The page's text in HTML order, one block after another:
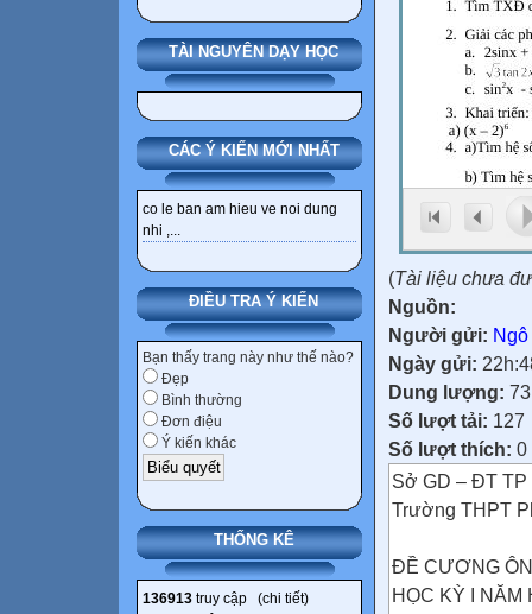
TÀI NGUYÊN DẠY HỌC
CÁC Ý KIẾN MỚI NHẤT
co le ban am hieu ve noi dung
nhi ,...
ĐIỀU TRA Ý KIẾN
Bạn thấy trang này như thế nào?
Đẹp
Bình thường
Đơn điệu
Ý kiến khác
THỐNG KÊ
136913 truy cập (chi tiết)
(Tài liệu chưa
Nguồn:
Người gửi:
Ngày gửi:
Dung lượng:
Số lượt tải: 127
Số lượt thích: 0
Sở GD – ĐT
Trường THPT
ĐỀ CƯƠNG
HỌC KỲ I NĂM